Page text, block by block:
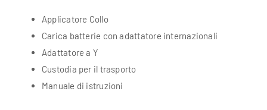
Applicatore Collo
Carica batterie con adattatore internazionali
Adattatore a Y
Custodia per il trasporto
Manuale di istruzioni